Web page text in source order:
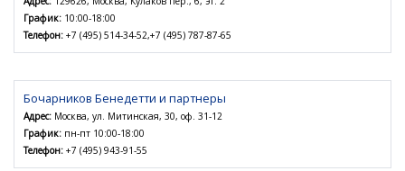
График: 10:00-18:00
Телефон: +7 (495) 514-34-52,+7 (495) 787-87-65
Бочарников Бенедетти и партнеры
Адрес: Москва, ул. Митинская, 30, оф. 31-12
График: пн-пт 10:00-18:00
Телефон: +7 (495) 943-91-55